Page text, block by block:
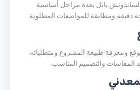
بانل بعدة مراحل أساسية
دقيقة ومطابقة للمواصفات المطلوبة.
ومعرفة طبيعة المشروع ومتطلباته
المقاسات والتصميم المناسب.